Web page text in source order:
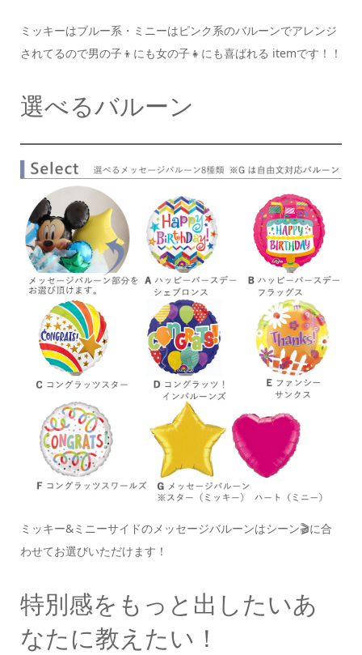
ミッキーはブルー系・ミニーはピンク系のバルーンでアレンジ
されてるので男の子👦にも女の子👧にも喜ばれる itemです！！
選べるバルーン
ミッキー&ミニーサイドのメッセージバルーンはシーン🎬に合
わせてお選びいただけます！
特別感をもっと出したいあ
なたに教えたい！